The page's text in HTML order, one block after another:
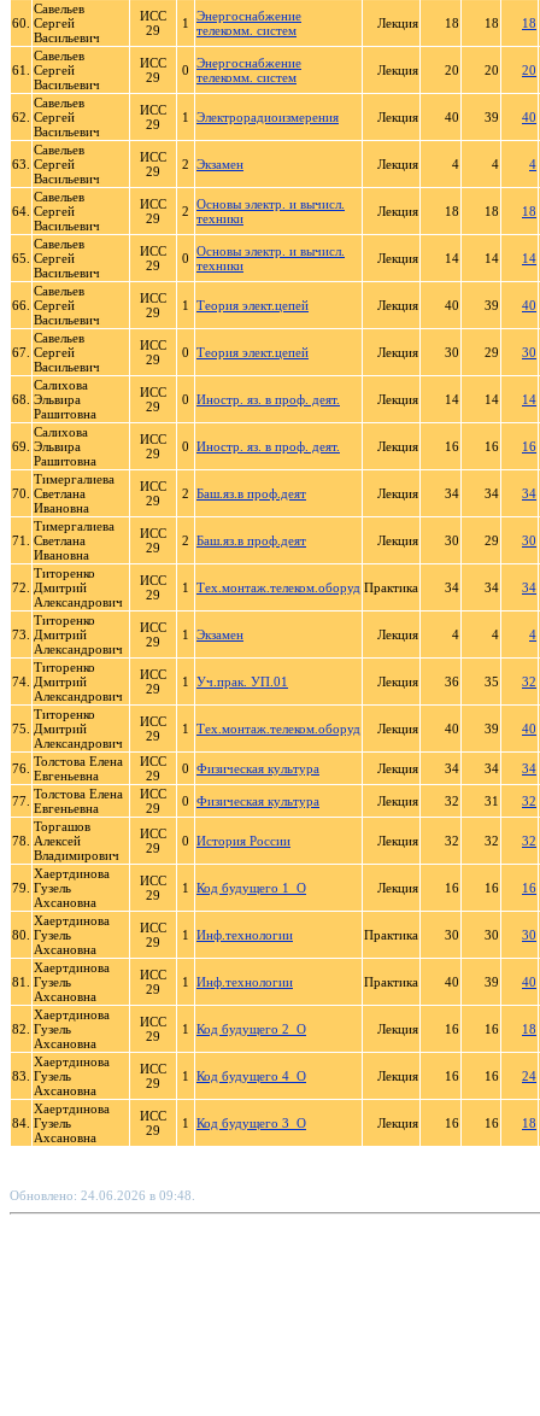
60.
Савельев
Сергей
Васильевич
ИСС
29
1
Энергоснабжение
телекомм. систем
Лекция 18 18 18
61.
Савельев
Сергей
Васильевич
ИСС
29
0 Энергоснабжение
телекомм. систем
Лекция 20 20 20
62.
Савельев
Сергей
Васильевич
ИСС
29
1 Электрорадиоизмерения Лекция 40 39 40
63.
Савельев
Сергей
Васильевич
ИСС
29
2 Экзамен Лекция 4 4 4
64.
Савельев
Сергей
Васильевич
ИСС
29
2 Основы электр. и вычисл.
техники
Лекция 18 18 18
65.
Савельев
Сергей
Васильевич
ИСС
29
0 Основы электр. и вычисл.
техники
Лекция 14 14 14
66.
Савельев
Сергей
Васильевич
ИСС
29
1 Теория элект.цепей Лекция 40 39 40
67.
Савельев
Сергей
Васильевич
ИСС
29
0 Теория элект.цепей Лекция 30 29 30
68.
Салихова
Эльвира
Рашитовна
ИСС
29
0 Иностр. яз. в проф. деят. Лекция 14 14 14
69.
Салихова
Эльвира
Рашитовна
ИСС
29
0 Иностр. яз. в проф. деят. Лекция 16 16 16
70.
Тимергалиева
Светлана
Ивановна
ИСС
29
2 Баш.яз.в проф.деят Лекция 34 34 34
71.
Тимергалиева
Светлана
Ивановна
ИСС
29
2 Баш.яз.в проф.деят Лекция 30 29 30
72.
Титоренко
Дмитрий
Александрович
ИСС
29
1 Тех.монтаж.телеком.оборуд Практика 34 34 34
73.
Титоренко
Дмитрий
Александрович
ИСС
29
1 Экзамен Лекция 4 4 4
74.
Титоренко
Дмитрий
Александрович
ИСС
29
1 Уч.прак. УП.01 Лекция 36 35 32
75.
Титоренко
Дмитрий
Александрович
ИСС
29
1 Тех.монтаж.телеком.оборуд Лекция 40 39 40
76. Толстова Елена
Евгеньевна
ИСС
29
0 Физическая культура Лекция 34 34 34
77. Толстова Елена
Евгеньевна
ИСС
29
0 Физическая культура Лекция 32 31 32
78.
Торгашов
Алексей
Владимирович
ИСС
29
0 История России Лекция 32 32 32
79.
Хаертдинова
Гузель
Ахсановна
ИСС
29
1 Код будущего 1_О Лекция 16 16 16
80.
Хаертдинова
Гузель
Ахсановна
ИСС
29
1 Инф.технологии Практика 30 30 30
81.
Хаертдинова
Гузель
Ахсановна
ИСС
29
1 Инф.технологии Практика 40 39 40
82.
Хаертдинова
Гузель
Ахсановна
ИСС
29
1 Код будущего 2_О Лекция 16 16 18
83.
Хаертдинова
Гузель
Ахсановна
ИСС
29
1 Код будущего 4_О Лекция 16 16 24
84.
Хаертдинова
Гузель
Ахсановна
ИСС
29
1 Код будущего 3_О Лекция 16 16 18
Обновлено: 24.06.2026 в 09:48.